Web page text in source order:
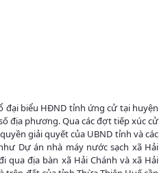
đại biểu HĐND tỉnh ứng cử tại huyện
địa phương. Qua các đợt tiếp xúc cử
giải quyết của UBND tỉnh và các
Dự án nhà máy nước sạch xã Hải
qua địa bàn xã Hải Chánh và xã Hải